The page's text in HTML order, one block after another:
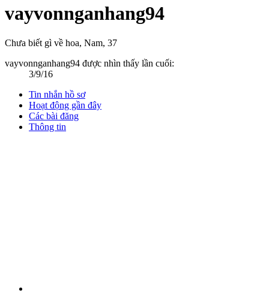
vayvonnganhang94
Chưa biết gì về hoa, Nam, 37
vayvonnganhang94 được nhìn thấy lần cuối:
3/9/16
Tin nhắn hồ sơ
Hoạt động gần đây
Các bài đăng
Thông tin